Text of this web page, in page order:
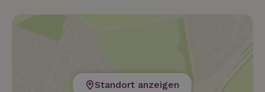
Standort anzeigen